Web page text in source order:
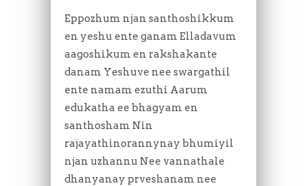
Eppozhum njan santhoshikkum
en yeshu ente ganam Elladavum
aagoshikum en rakshakante
danam Yeshuve nee swargathil
ente namam ezuthi Aarum
edukatha ee bhagyam en
santhosham Nin
rajayathinorannynay bhumiyil
njan uzhannu Nee vannathale
dhanyanay prveshanam nee